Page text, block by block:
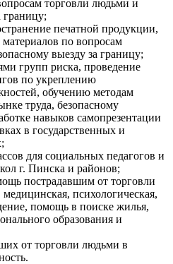
торговли людьми и
границу;
печатной продукции,
по вопросам
выезду за границу;
групп риска, проведение
по укреплению
обучению методам
труда, безопасному
навыков самопрезентации
в государственных и
для социальных педагогов и
г. Пинска и районов;
пострадавшим от торговли
психологическая,
помощь в поиске жилья,
образования и
от торговли людьми в